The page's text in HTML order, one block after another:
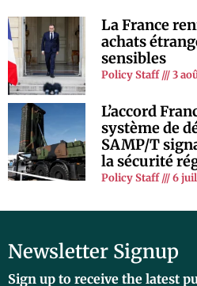
La France
achats
sensibles
Policy Staff 3
L’accord
système de
SAMP/T
la sécurité
Policy Staff 6
Newsletter Signup
Sign up to receive the latest